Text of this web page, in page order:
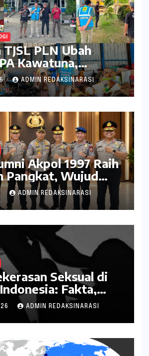
PLN Ubah
Kawatuna,
Bernilai Ekonomi
ADMIN REDAKSINARASI
Akpol 1997 Raih
Pangkat, Wujud
atas Pengabdian
ADMIN REDAKSINARASI
Seksual di
Fakta,
dan Tantangan
ADMIN REDAKSINARASI